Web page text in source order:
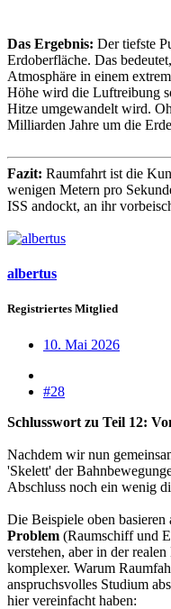
Das Ergebnis: Der tiefste
Erdoberfläche. Das
Atmosphäre in einem
Höhe wird die Luftreibung
Hitze umgewandelt wird.
Milliarden Jahre um die
Fazit: Raumfahrt ist die
wenigen Metern pro
ISS andockt, an ihr
albertus
Registriertes Mitglied
10. Mai 2026
#28
Schlusswort zu Teil 12:
Nachdem wir nun
'Skelett' der
Abschluss noch ein wenig
Die Beispiele oben basieren
Problem (Raumschiff und
verstehen, aber in der
komplexer. Warum
anspruchsvolles Studium
hier vereinfacht haben: